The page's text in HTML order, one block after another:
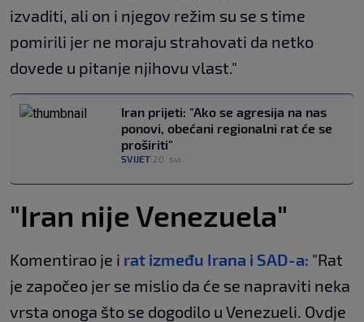
izvaditi, ali on i njegov režim su se s time
pomirili jer ne moraju strahovati da netko
dovede u pitanje njihovu vlast."
Iran prijeti: "Ako se agresija na nas
ponovi, obećani regionalni rat će se
proširiti"
SVIJET 20. svi.
"Iran nije Venezuela"
Komentirao je i rat između Irana i SAD-a: "Rat
je započeo jer se mislio da će se napraviti neka
vrsta onoga što se dogodilo u Venezueli. Ovdje